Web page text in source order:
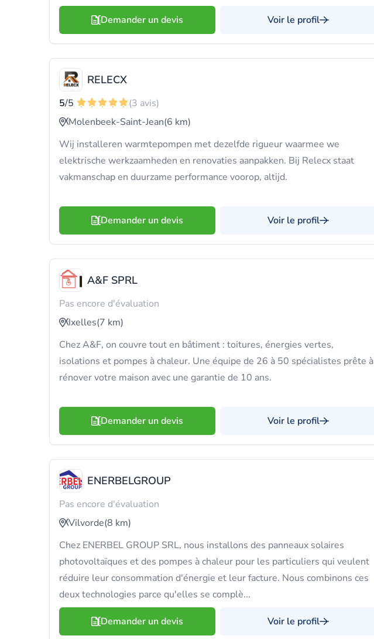
Demander un devis Voir le profil
RELECX
5/5
(3 avis)
Molenbeek-Saint-Jean(6 km)
Wij installeren warmtepompen met dezelfde rigueur waarmee we
elektrische werkzaamheden en renovaties aanpakken. Bij Relecx staat
vakmanschap en duurzame performance voorop, altijd.
Demander un devis Voir le profil
A&F SPRL
Pas encore d'évaluation
Ixelles(7 km)
Chez A&F, on couvre tout en bâtiment : toitures, énergies vertes,
isolations et pompes à chaleur. Une équipe de 26 à 50 spécialistes prête à
rénover votre maison avec une garantie de 10 ans.
Demander un devis Voir le profil
ENERBELGROUP
Pas encore d'évaluation
Vilvorde(8 km)
Chez ENERBEL GROUP SRL, nous installons des panneaux solaires
photovoltaïques et des pompes à chaleur pour les particuliers qui veulent
réduire leur consommation d'énergie et leur facture. Nous combinons ces
deux technologies parce qu'elles se complè...
Demander un devis Voir le profil